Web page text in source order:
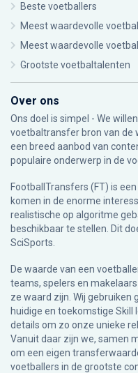
Beste voetballers
Meest waardevolle
Meest waardevolle
Grootste voetbaltalenten
Over ons
Ons doel is simpel - We
voetbaltransfer bron van de
een breed aanbod van
populaire onderwerp in de
FootballTransfers (FT) is
komen in de enorme
realistische op algoritme
beschikbaar te stellen. Dit
SciSports
De waarde van een
teams, spelers en
ze waard zijn. Wij gebruiken
huidige en toekomstige
details om zo onze unieke
Vanuit daar zijn we, samen
om een eigen
voetballers in de grootste